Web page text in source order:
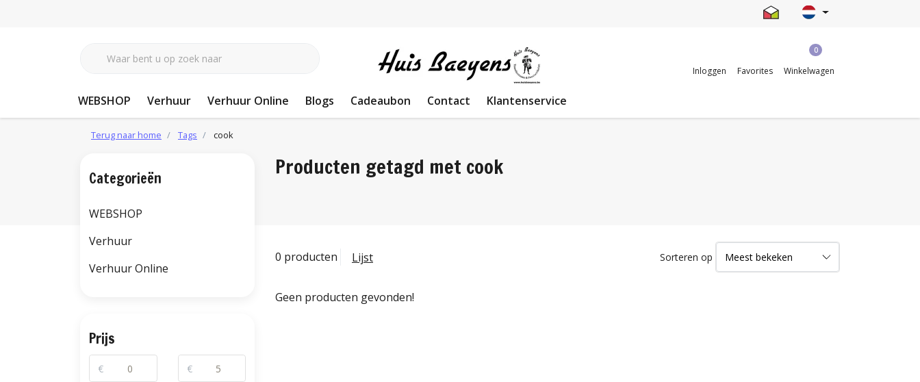
Inloggen Favorites
0
Winkelwagen
WEBSHOP Verhuur Verhuur Online Blogs Cadeaubon Contact Klantenservice
Terug naar home Tags cook
Producten getagd met cook
0 producten Lijst Sorteren op
Geen producten gevonden!
Categorieën
WEBSHOP
Verhuur
Verhuur Online
Prijs
€ €